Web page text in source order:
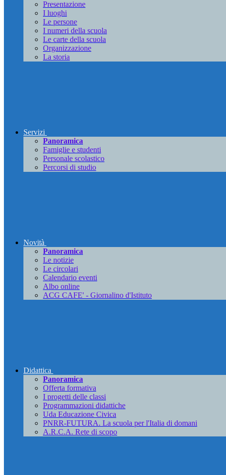
Presentazione
I luoghi
Le persone
I numeri della scuola
Le carte della scuola
Organizzazione
La storia
Servizi
Panoramica
Famiglie e studenti
Personale scolastico
Percorsi di studio
Novità
Panoramica
Le notizie
Le circolari
Calendario eventi
Albo online
ACG CAFE' - Giornalino d'Istituto
Didattica
Panoramica
Offerta formativa
I progetti delle classi
Programmazioni didattiche
Uda Educazione Civica
PNRR-FUTURA. La scuola per l'Italia di domani
A.R.C.A. Rete di scopo